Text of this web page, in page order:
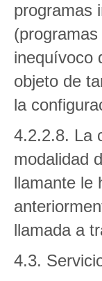
programas
inequívoco
objeto de
la
4.2.2.8. La
modalidad
llamante le
llamada a
4.3.